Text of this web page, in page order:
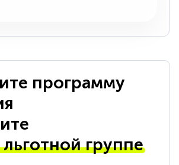
программу
группе